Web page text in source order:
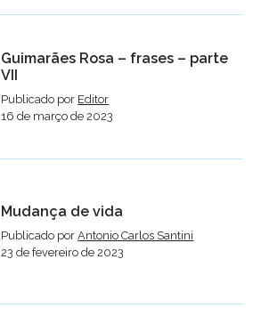
Guimarães Rosa – frases – parte
VII
Publicado por Editor
16 de março de 2023
Mudança de vida
Publicado porAntonio Carlos Santini
23 de fevereiro de 2023